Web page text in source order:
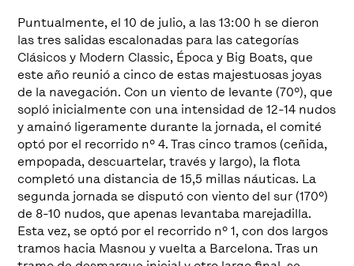
Puntualmente, el 10 de julio, a las 13:00 h se dieron
las tres salidas escalonadas para las categorías
Clásicos y Modern Classic, Época y Big Boats, que
este año reunió a cinco de estas majestuosas joyas
de la navegación. Con un viento de levante (70º), que
sopló inicialmente con una intensidad de 12-14 nudos
y amainó ligeramente durante la jornada, el comité
optó por el recorrido nº 4. Tras cinco tramos (ceñida,
empopada, descuartelar, través y largo), la flota
completó una distancia de 15,5 millas náuticas. La
segunda jornada se disputó con viento del sur (170º)
de 8-10 nudos, que apenas levantaba marejadilla.
Esta vez, se optó por el recorrido nº 1, con dos largos
tramos hacia Masnou y vuelta a Barcelona. Tras un